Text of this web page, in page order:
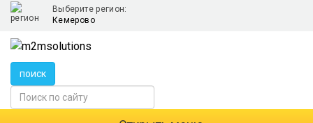
Выберите регион:
Кемерово
поиск